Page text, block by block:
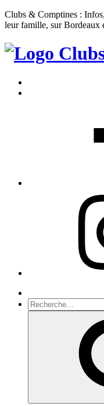
Clubs & Comptines :
leur famille, sur Bordeaux
Clubs
Comptines
Recherche
pour